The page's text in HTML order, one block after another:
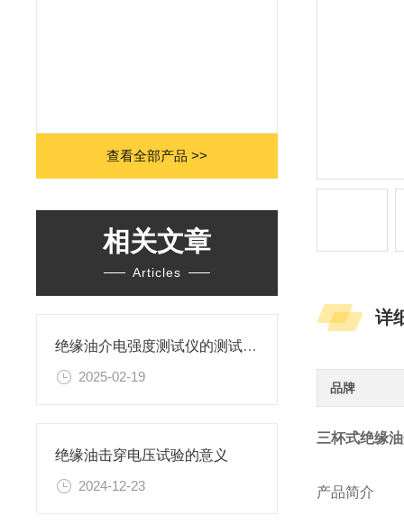
查看全部产品 >>
相关文章
Articles
绝缘油介电强度测试仪的测试结果不准确可能是什么原因导致的
2025-02-19
绝缘油击穿电压试验的意义
2024-12-23
详
品牌
三杯式绝缘
产品简介